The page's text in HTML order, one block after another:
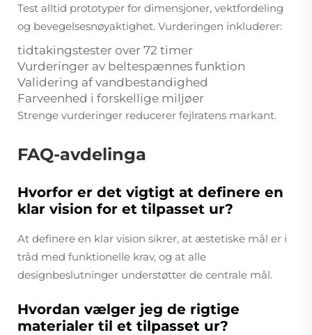
Test alltid prototyper for dimensjoner, vektfordeling
og bevegelsesnøyaktighet. Vurderingen inkluderer:
tidtakingstester over 72 timer
Vurderinger av beltespænnes funktion
Validering af vandbestandighed
Farveenhed i forskellige miljøer
Strenge vurderinger reducerer fejlratens markant.
FAQ-avdelinga
Hvorfor er det vigtigt at definere en
klar vision for et tilpasset ur?
At definere en klar vision sikrer, at æstetiske mål er i
tråd med funktionelle krav, og at alle
designbeslutninger understøtter de centrale mål.
Hvordan vælger jeg de rigtige
materialer til et tilpasset ur?